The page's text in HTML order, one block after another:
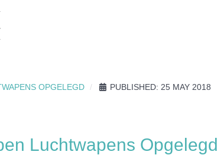
OPGELEGD PUBLISHED: 25 MAY 2018
Luchtwapens Opgelegd